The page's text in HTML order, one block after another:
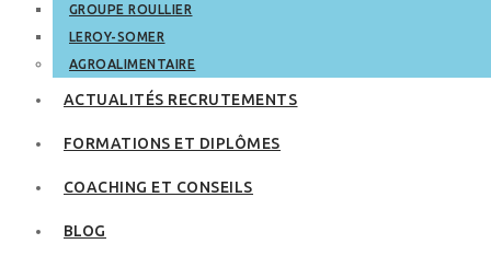
GROUPE ROULLIER
LEROY-SOMER
AGROALIMENTAIRE
ACTUALITÉS RECRUTEMENTS
FORMATIONS ET DIPLÔMES
COACHING ET CONSEILS
BLOG